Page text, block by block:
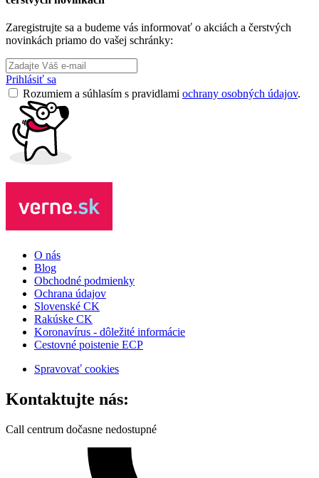
Zaregistrujte sa a budeme vás informovať o akciách a čerstvých
novinkách priamo do vašej schránky:
Prihlásiť sa
Rozumiem a súhlasím s pravidlami ochrany osobných údajov.
O nás
Blog
Obchodné podmienky
Ochrana údajov
Slovenské CK
Rakúske CK
Koronavírus - dôležité informácie
Cestovné poistenie ECP
Spravovať cookies
Kontaktujte nás:
Call centrum dočasne nedostupné